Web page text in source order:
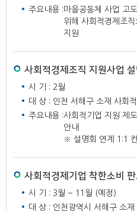
주요내용 :마을공동체 사업 고
위해 사회적경제조
지원
사회적경제조직 지원사업 설
시 기 : 2월
대 상 : 인천 서해구 소재 사회
주요내용 :사회적기업 지원 제
안내
※ 설명회 연계 1:1
사회적경제기업 착한소비
시 기 : 3월 ~ 11월 (예정)
대 상 : 인천광역시 서해구 소재